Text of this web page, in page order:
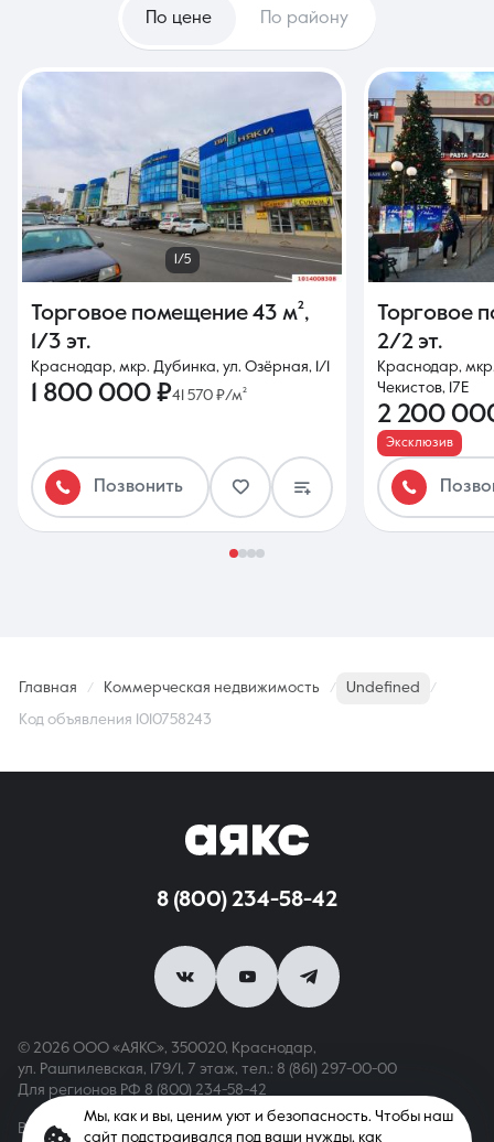
По цене По району
1/5
Торговое помещение 43 м²,
1/3 эт.
Краснодар, мкр. Дубинка, ул. Озёрная, 1/1
1 800 000 ₽41 570 ₽/м²
Позвонить
Торговое
2/2 эт.
Краснодар,
Чекистов, 17Е
2 200
Эксклюзив
Главная Коммерческая недвижимость Undefined
Код объявления 1010758243
8 (800) 234-58-42
© 2026 ООО «АЯКС», 350020, Краснодар,
ул. Рашпилевская, 179/1, 7 этаж, тел.: 8 (861) 297-00-00
Для регионов РФ 8 (800) 234-58-42
Вся информация, опубликованная на сайте, носит только
Мы, как и вы, ценим уют и безопасность. Чтобы наш
сайт подстраивался под ваши нужды, как